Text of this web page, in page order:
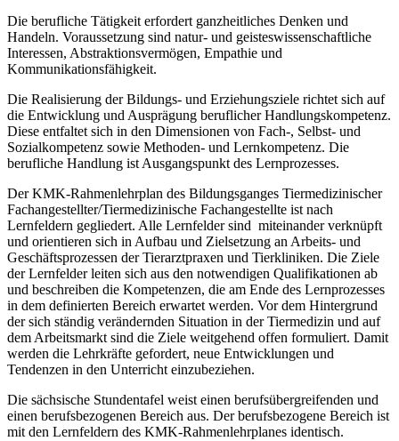
Die berufliche Tätigkeit erfordert ganzheitliches Denken und
Handeln. Voraussetzung sind natur- und geisteswissenschaftliche
Interessen, Abstraktionsvermögen, Empathie und
Kommunikationsfähigkeit.
Die Realisierung der Bildungs- und Erziehungsziele richtet sich auf
die Entwicklung und Ausprägung beruflicher Handlungskompetenz.
Diese entfaltet sich in den Dimensionen von Fach-, Selbst- und
Sozialkompetenz sowie Methoden- und Lernkompetenz. Die
berufliche Handlung ist Ausgangspunkt des Lernprozesses.
Der KMK-Rahmenlehrplan des Bildungsganges Tiermedizinischer
Fachangestellter/Tiermedizinische Fachangestellte ist nach
Lernfeldern gegliedert. Alle Lernfelder sind miteinander verknüpft
und orientieren sich in Aufbau und Zielsetzung an Arbeits- und
Geschäftsprozessen der Tierarztpraxen und Tierkliniken. Die Ziele
der Lernfelder leiten sich aus den notwendigen Qualifikationen ab
und beschreiben die Kompetenzen, die am Ende des Lernprozesses
in dem definierten Bereich erwartet werden. Vor dem Hintergrund
der sich ständig verändernden Situation in der Tiermedizin und auf
dem Arbeitsmarkt sind die Ziele weitgehend offen formuliert. Damit
werden die Lehrkräfte gefordert, neue Entwicklungen und
Tendenzen in den Unterricht einzubeziehen.
Die sächsische Stundentafel weist einen berufsübergreifenden und
einen berufsbezogenen Bereich aus. Der berufsbezogene Bereich ist
mit den Lernfeldern des KMK-Rahmenlehrplanes identisch.